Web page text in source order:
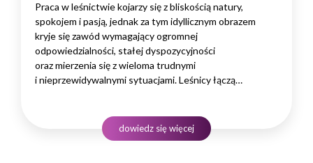
Praca w leśnictwie kojarzy się z bliskością natury,
spokojem i pasją, jednak za tym idyllicznym obrazem
kryje się zawód wymagający ogromnej
odpowiedzialności, stałej dyspozycyjności
oraz mierzenia się z wieloma trudnymi
i nieprzewidywalnymi sytuacjami. Leśnicy łączą
oraz koniecznością podejmowania decyzji wpływających
na bezpieczeństwo ludzi i kondycję całego ekosystemu.
dowiedz się więcej